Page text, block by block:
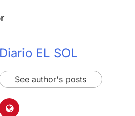
Diario EL SOL
See author's posts